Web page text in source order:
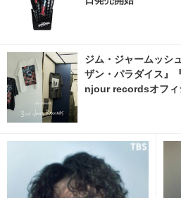
ジム・ジャームッシ
ザン・パラダイス』
njour recordsオフィ